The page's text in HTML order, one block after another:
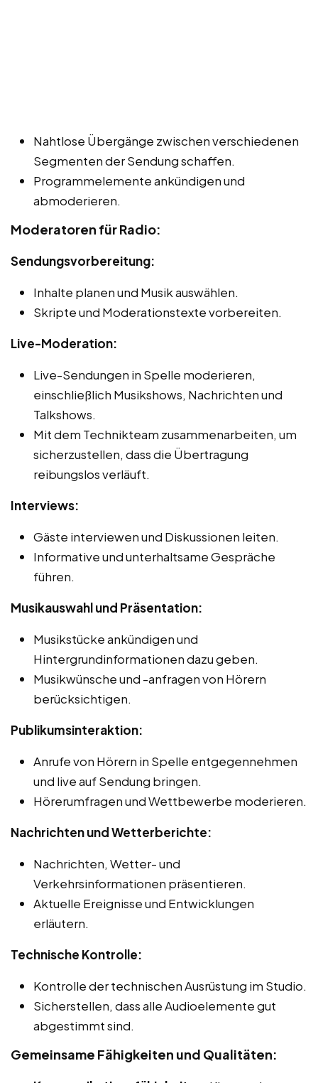
Nahtlose Übergänge zwischen verschiedenen
Segmenten der Sendung schaffen.
Programmelemente ankündigen und
abmoderieren.
Moderatoren für Radio:
Sendungsvorbereitung:
Inhalte planen und Musik auswählen.
Skripte und Moderationstexte vorbereiten.
Live-Moderation:
Live-Sendungen in Spelle moderieren,
einschließlich Musikshows, Nachrichten und
Talkshows.
Mit dem Technikteam zusammenarbeiten, um
sicherzustellen, dass die Übertragung
reibungslos verläuft.
Interviews:
Gäste interviewen und Diskussionen leiten.
Informative und unterhaltsame Gespräche
führen.
Musikauswahl und Präsentation:
Musikstücke ankündigen und
Hintergrundinformationen dazu geben.
Musikwünsche und -anfragen von Hörern
berücksichtigen.
Publikumsinteraktion:
Anrufe von Hörern in Spelle entgegennehmen
und live auf Sendung bringen.
Hörerumfragen und Wettbewerbe moderieren.
Nachrichten und Wetterberichte:
Nachrichten, Wetter- und
Verkehrsinformationen präsentieren.
Aktuelle Ereignisse und Entwicklungen
erläutern.
Technische Kontrolle:
Kontrolle der technischen Ausrüstung im Studio.
Sicherstellen, dass alle Audioelemente gut
abgestimmt sind.
Gemeinsame Fähigkeiten und Qualitäten: